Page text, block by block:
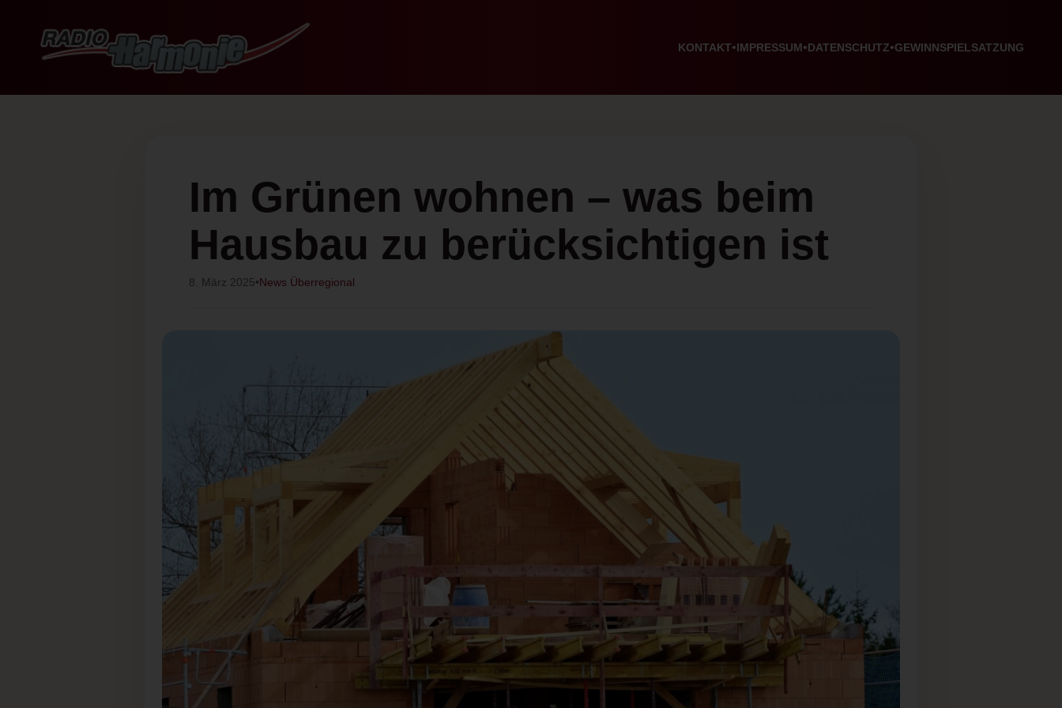
KONTAKT IMPRESSUM DATENSCHUTZ GEWINNSPIELSATZUNG
Im Grünen wohnen – was beim
Hausbau zu berücksichtigen ist
8. März 2025•News Überregional